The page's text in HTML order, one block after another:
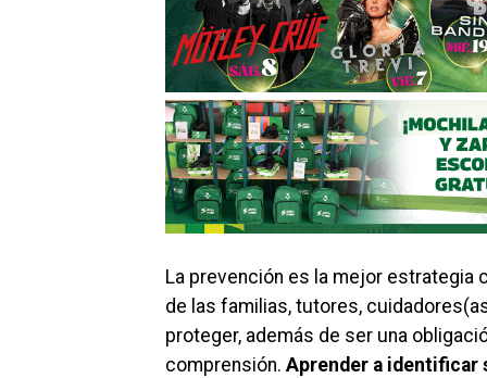
La prevención es la mejor estrategia
de las familias, tutores,
proteger, además de ser una
comprensión. Aprender a identificar